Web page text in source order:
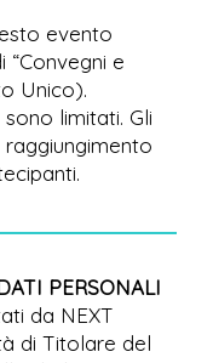
evento
e
Unico).
limitati. Gli
PERSONALI
da NEXT
di Titolare del